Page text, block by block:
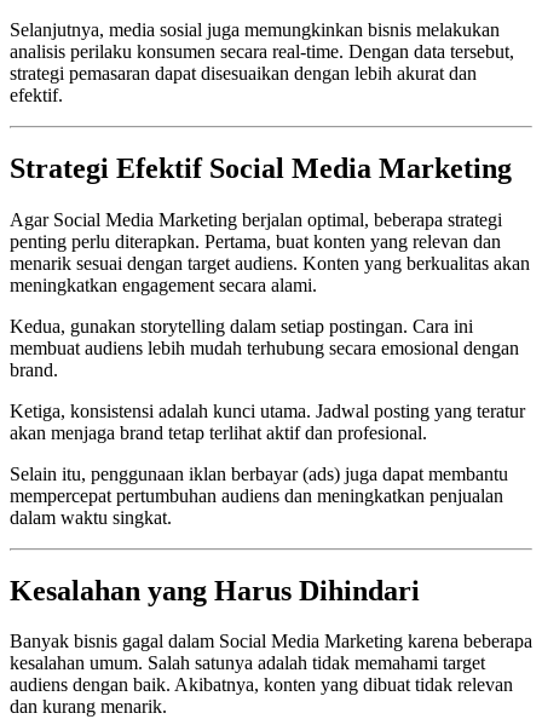
Selanjutnya, media sosial juga memungkinkan bisnis melakukan
analisis perilaku konsumen secara real-time. Dengan data tersebut,
strategi pemasaran dapat disesuaikan dengan lebih akurat dan
efektif.
Strategi Efektif Social Media Marketing
Agar Social Media Marketing berjalan optimal, beberapa strategi
penting perlu diterapkan. Pertama, buat konten yang relevan dan
menarik sesuai dengan target audiens. Konten yang berkualitas akan
meningkatkan engagement secara alami.
Kedua, gunakan storytelling dalam setiap postingan. Cara ini
membuat audiens lebih mudah terhubung secara emosional dengan
brand.
Ketiga, konsistensi adalah kunci utama. Jadwal posting yang teratur
akan menjaga brand tetap terlihat aktif dan profesional.
Selain itu, penggunaan iklan berbayar (ads) juga dapat membantu
mempercepat pertumbuhan audiens dan meningkatkan penjualan
dalam waktu singkat.
Kesalahan yang Harus Dihindari
Banyak bisnis gagal dalam Social Media Marketing karena beberapa
kesalahan umum. Salah satunya adalah tidak memahami target
audiens dengan baik. Akibatnya, konten yang dibuat tidak relevan
dan kurang menarik.